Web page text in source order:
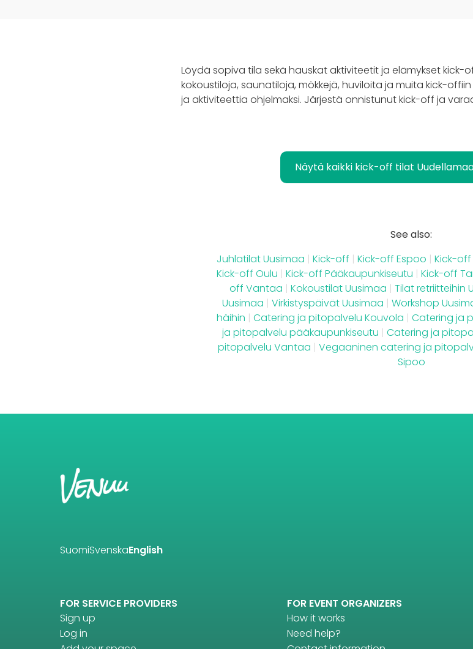
Löydä sopiva tila sekä hauskat aktiviteetit ja elämykset kick-
kokoustiloja, saunatiloja, mökkejä, huviloita ja muita kick-
ja aktiviteettia ohjelmaksi. Järjestä onnistunut kick-off ja
Näytä kaikki kick-off tilat
See also:
Juhlatilat Uusimaa | Kick-off | Kick-off Espoo | Kick-off
Kick-off Oulu | Kick-off Pääkaupunkiseutu | Kick-off
off Vantaa | Kokoustilat Uusimaa | Tilat retriitteihin
Uusimaa | Virkistyspäivät Uusimaa | Workshop
häihin | Catering ja pitopalvelu Kouvola | Catering ja
ja pitopalvelu pääkaupunkiseutu | Catering ja
pitopalvelu Vantaa | Vegaaninen catering ja
Sipoo
SuomiSvenskaEnglish
FOR SERVICE PROVIDERS
Sign up
Log in
FOR EVENT ORGANIZERS
How it works
Need help?